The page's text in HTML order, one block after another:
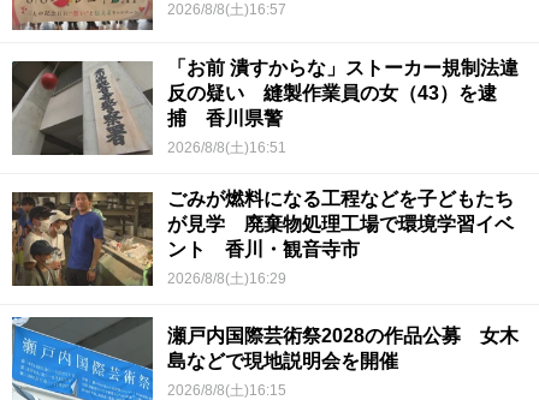
2026/8/8(土)16:57
「お前 潰すからな」ストーカー規制法違
反の疑い 縫製作業員の女（43）を逮
捕 香川県警
2026/8/8(土)16:51
ごみが燃料になる工程などを子どもたち
が見学 廃棄物処理工場で環境学習イベ
ント 香川・観音寺市
2026/8/8(土)16:29
瀬戸内国際芸術祭2028の作品公募 女木
島などで現地説明会を開催
2026/8/8(土)16:15